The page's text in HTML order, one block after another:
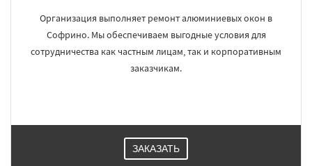
Организация выполняет ремонт алюминиевых окон в
Софрино. Мы обеспечиваем выгодные условия для
сотрудничества как частным лицам, так и корпоративным
заказчикам.
ЗАКАЗАТЬ